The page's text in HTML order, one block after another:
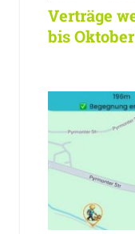
Verträge
bis